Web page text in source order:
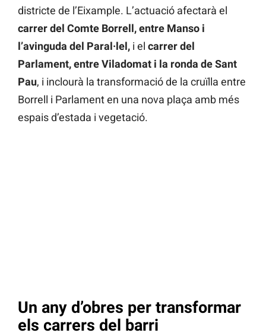
districte de l’Eixample. L’actuació afectarà el
carrer del Comte Borrell, entre Manso i
l’avinguda del Paral·lel, i el carrer del
Parlament, entre Viladomat i la ronda de Sant
Pau, i inclourà la transformació de la cruïlla entre
Borrell i Parlament en una nova plaça amb més
espais d’estada i vegetació.
Un any d’obres per transformar
els carrers del barri